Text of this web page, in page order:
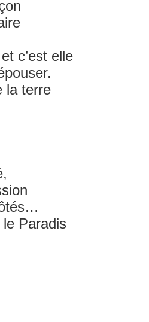
c’est elle
la terre
Paradis